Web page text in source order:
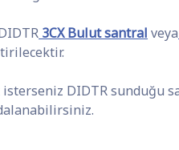
3CX Bulut santral veya
DIDTR sunduğu